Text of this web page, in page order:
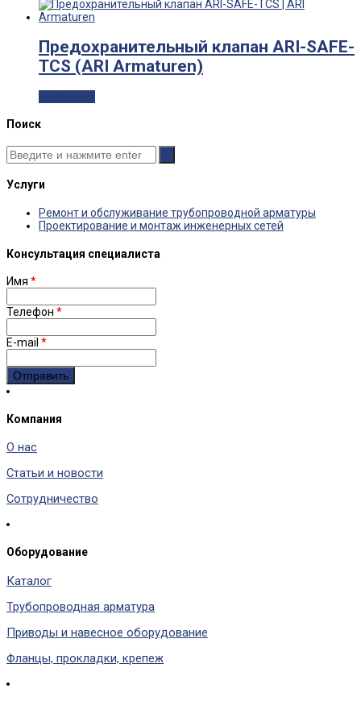
Предохранительный клапан ARI-SAFE-
TCS (ARI Armaturen)
Поиск
Услуги
Ремонт и обслуживание трубопроводной арматуры
Проектирование и монтаж инженерных сетей
Консультация специалиста
Имя *
Телефон *
E-mail *
Компания
О нас
Статьи и новости
Сотрудничество
Оборудование
Каталог
Трубопроводная арматура
Приводы и навесное оборудование
Фланцы, прокладки, крепеж